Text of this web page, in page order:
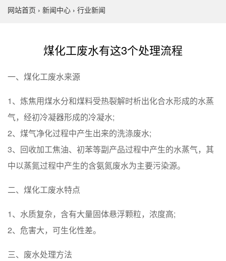
网站首页 › 新闻中心 › 行业新闻
煤化工废水有这3个处理流程
一、煤化工废水来源
1、炼焦用煤水分和煤料受热裂解时析出化合水形成的水蒸
气，经初冷凝器形成的冷凝水;
2、煤气净化过程中产生出来的洗涤废水;
3、回收加工焦油、初苯等副产品过程中产生的水蒸气，其
中以蒸氮过程中产生的含氨氮废水为主要污染源。
二、煤化工废水特点
1、水质复杂，含有大量固体悬浮颗粒，浓度高;
2、危害大，可生化性差。
三、废水处理方法